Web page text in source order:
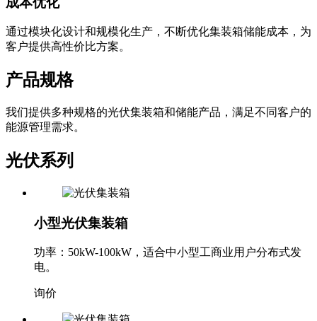
通过模块化设计和规模化生产，不断优化集装箱储能成本，为
客户提供高性价比方案。
能源管理需求。
小型光伏集装箱
功率：50kW-100kW，适合中小型工商业用户分布式发
电。
询价